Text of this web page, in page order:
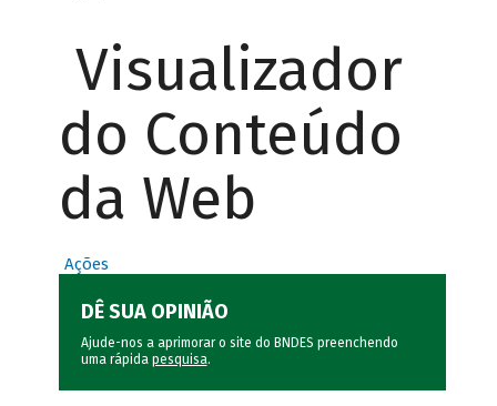
Visualizador
do Conteúdo
da Web
Ações
DÊ SUA OPINIÃO
Ajude-nos a aprimorar o site do BNDES preenchendo
uma rápida pesquisa.